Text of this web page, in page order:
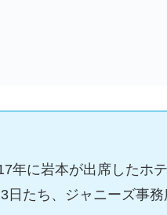
年に岩本が出席したホ
たち、ジャニーズ事